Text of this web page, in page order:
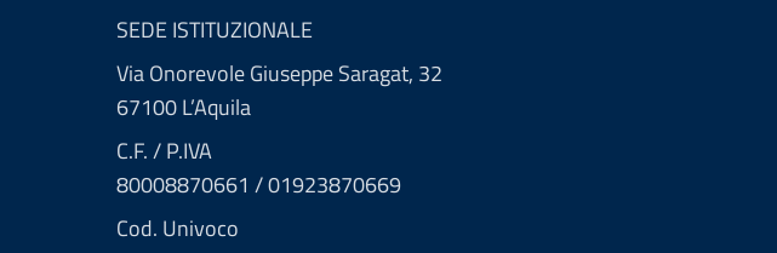
SEDE ISTITUZIONALE
Via Onorevole Giuseppe Saragat, 32
67100 L’Aquila
C.F. / P.IVA
80008870661 / 01923870669
Cod. Univoco